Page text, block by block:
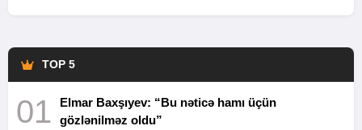
TOP 5
01
Elmar Baxşıyev: “Bu nəticə hamı üçün
gözlənilməz oldu”